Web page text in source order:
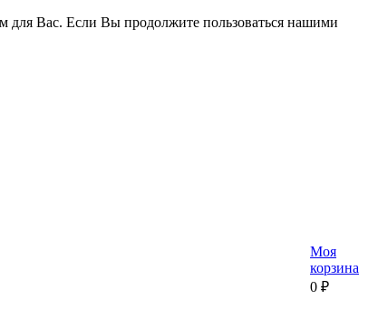
для Вас. Если Вы продолжите пользоваться нашими
Моя
корзина
0 ₽